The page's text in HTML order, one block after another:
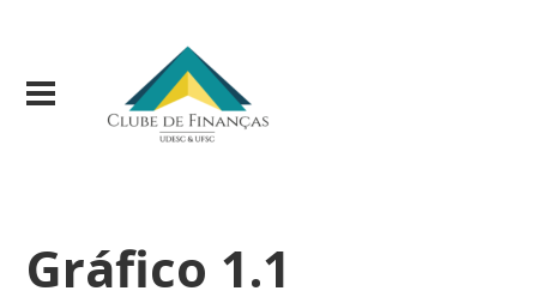
Gráfico 1.1